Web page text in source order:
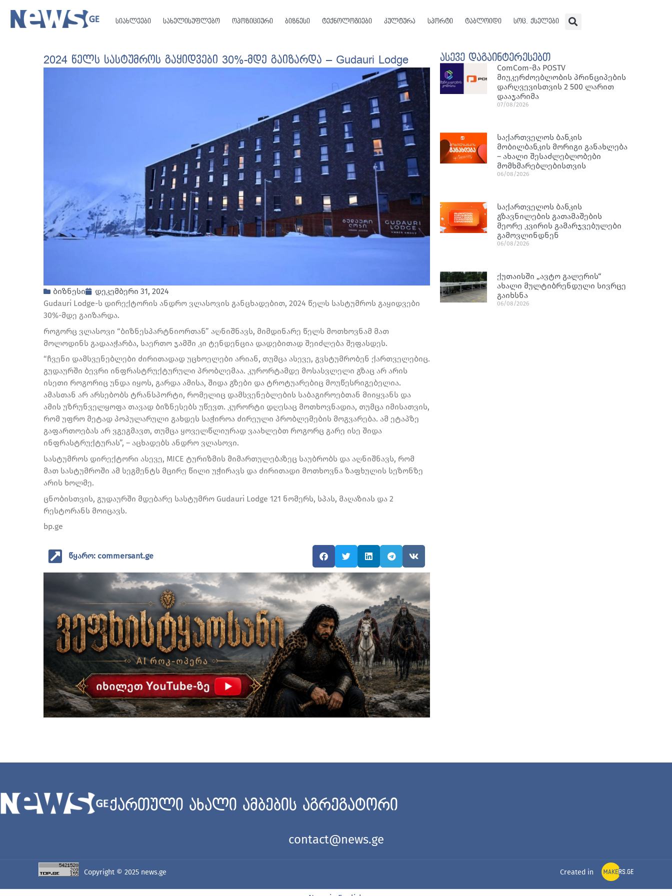
სიახლეები სახელისუფლებო ოპოზიციური ბიზნესი ტექნოლოგიები კულტურა სპორტი ტაბლოიდი სოც. ქსელები
2024 წელს სასტუმროს გაყიდვები 30%-მდე გაიზარდა – Gudauri Lodge
ბიზნესი
დეკემბერი 31, 2024
Gudauri Lodge-ს დირექტორის ანდრო ვლასოვის განცხადებით, 2024 წელს სასტუმროს გაყიდვები
30%-მდე გაიზარდა.
როგორც ვლასოვი “ბიზნესპარტნიორთან” აღნიშნავს, მიმდინარე წელს მოთხოვნამ მათ
მოლოდინს გადააჭარბა, საერთო ჯამში კი ტენდენცია დადებითად შეიძლება შეფასდეს.
“ჩვენი დამსვენებლები ძირითადად უცხოელები არიან, თუმცა ასევე, გვსტუმრობენ ქართველებიც.
გუდაურში ბევრი ინფრასტრუქტურული პრობლემაა. კურორტამდე მოსასვლელი გზაც არ არის
ისეთი როგორიც უნდა იყოს, გარდა ამისა, შიდა გზები და ტროტუარებიც მოუწესრიგებელია.
ამასთან არ არსებობს ტრანსპორტი, რომელიც დამსვენებლების საბაგიროებთან მიიყვანს და
ამის უზრუნველყოფა თავად ბიზნესებს უწევთ. კურორტი დღესაც მოთხოვნადია, თუმცა იმისათვის,
რომ უფრო მეტად პოპულარული გახდეს საჭიროა ძირეული პრობლემების მოგვარება. ამ ეტაპზე
გაფართოებას არ ვგეგმავთ, თუმცა ყოველწლიურად ვაახლებთ როგორც გარე ისე შიდა
ინფრასტრუქტურას”, – აცხადებს ანდრო ვლასოვი.
სასტუმროს დირექტორი ასევე, MICE ტურიზმის მიმართულებაზეც საუბრობს და აღნიშნავს, რომ
მათ სასტუმროში ამ სეგმენტს მცირე წილი უჭირავს და ძირითადი მოთხოვნა ზაფხულის სეზონზე
არის ხოლმე.
ცნობისთვის, გუდაურში მდებარე სასტუმრო Gudauri Lodge 121 ნომერს, სპას, მაღაზიას და 2
რესტორანს მოიცავს.
bp.ge
წყარო: commersant.ge
ასევე დაგაინტერესებთ
ComCom-მა POSTV
მიუკერძოებლობის პრინციპების
დარღვევისთვის 2 500 ლარით
დააჯარიმა
07/08/2026
საქართველოს ბანკის
მობილბანკის მორიგი განახლება
– ახალი შესაძლებლობები
მომხმარებლებისთვის
06/08/2026
საქართველოს ბანკის
გზავნილების გათამაშების
მეორე კვირის გამარჯვებულები
გამოვლინდნენ
06/08/2026
ქუთაისში „ავტო გალერის“
ახალი მულტიბრენდული სივრცე
გაიხსნა
06/08/2026
ქართული ახალი ამბების აგრეგატორი
contact@news.ge
Copyright © 2025 news.ge Created in